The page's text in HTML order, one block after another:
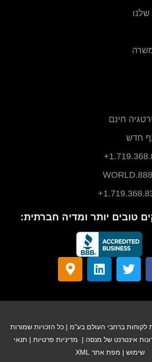
שלנו
חינם
חדש
טובים יותר ומדיה חברתית:
לְ
צַ
צֵ
ל
י
ק
א
י
ן
ס
מ
מ
ה
-
שירות לקוחות ברחבי העולם בע"מ | כל הזכויות שמורות
אינטרנט של מנסה | מדיניות פרטיות | תנאי
שימוש | מפת אתר XML